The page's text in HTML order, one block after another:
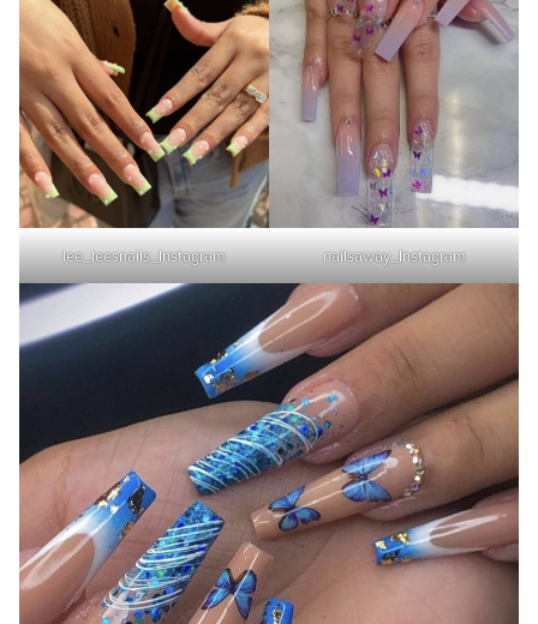
lee_leesnails_Instagram nailsaway_Instagram